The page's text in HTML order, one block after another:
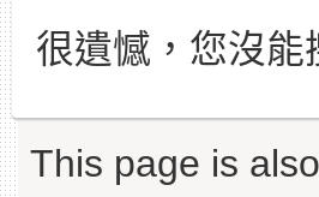
很遺憾，您沒
This page is